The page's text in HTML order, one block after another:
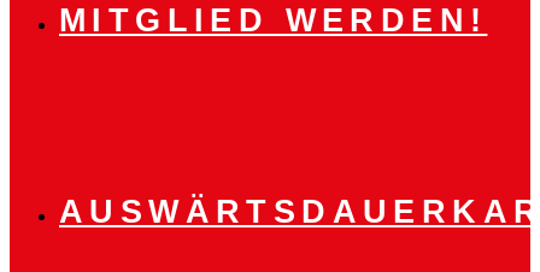
MITGLIED WERDEN!